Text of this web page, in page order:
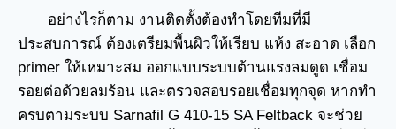
อย่างไรก็ตาม งานติดตั้งต้องทำโดยทีมที่มี
ประสบการณ์ ต้องเตรียมพื้นผิวให้เรียบ แห้ง สะอาด เลือก
primer ให้เหมาะสม ออกแบบระบบต้านแรงลมดูด เชื่อม
รอยต่อด้วยลมร้อน และตรวจสอบรอยเชื่อมทุกจุด หากทำ
ครบตามระบบ Sarnafil G 410-15 SA Feltback จะช่วย